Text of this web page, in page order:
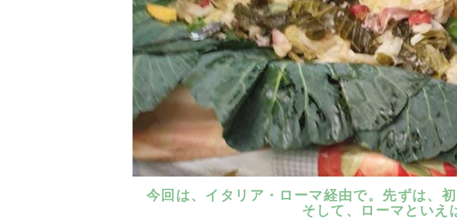
今回は、イタリア・ローマ経由で。先ずは、
そして、ローマといえ